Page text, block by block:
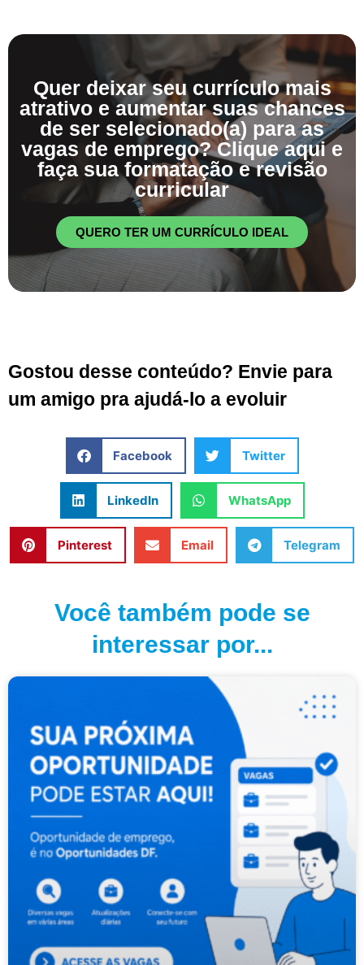
Quer deixar seu currículo mais
atrativo e aumentar suas chances
de ser selecionado(a) para as
vagas de emprego? Clique aqui e
faça sua formatação e revisão
curricular
QUERO TER UM CURRÍCULO IDEAL
Gostou desse conteúdo? Envie para
um amigo pra ajudá-lo a evoluir
Facebook Twitter
LinkedIn WhatsApp
Pinterest Email Telegram
Você também pode se
interessar por...